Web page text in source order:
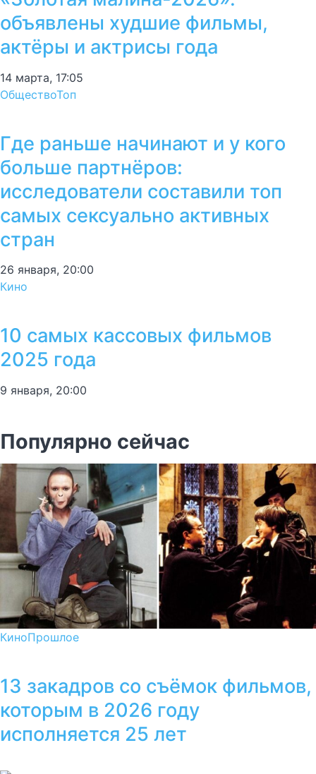
объявлены худшие фильмы,
актёры и актрисы года
14 марта, 17:05
ОбществоТоп
Где раньше начинают и у кого
больше партнёров:
исследователи составили топ
самых сексуально активных
стран
26 января, 20:00
Кино
10 самых кассовых фильмов
2025 года
9 января, 20:00
Популярно сейчас
КиноПрошлое
13 закадров со съёмок фильмов,
которым в 2026 году
исполняется 25 лет